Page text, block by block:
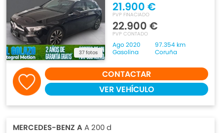
37 fotos
21.900 €
PVP FINACIADO
22.900 €
PVP CONTADO
Ago 2020
97.354 km
Gasolina
Coruña
CONTACTAR
VER VEHÍCULO
MERCEDES-BENZ AA 200 d